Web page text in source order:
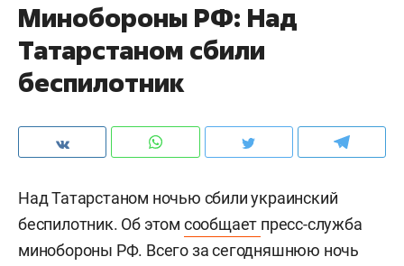
Минобороны РФ: Над
Татарстаном сбили
беспилотник
Над Татарстаном ночью сбили украинский
беспилотник. Об этом сообщает пресс-служба
минобороны РФ. Всего за сегодняшнюю ночь